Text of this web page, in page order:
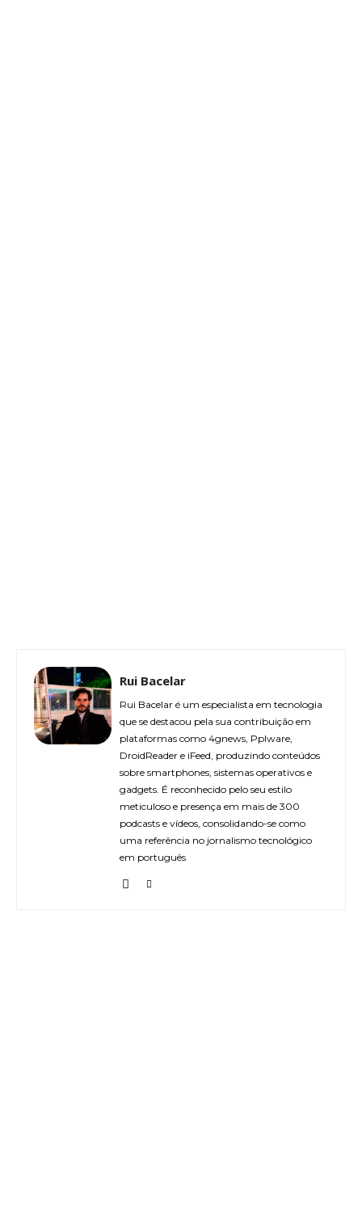
Rui Bacelar
Rui Bacelar é um especialista em tecnologia
que se destacou pela sua contribuição em
plataformas como 4gnews, Pplware,
DroidReader e iFeed, produzindo conteúdos
sobre smartphones, sistemas operativos e
gadgets. É reconhecido pelo seu estilo
meticuloso e presença em mais de 300
podcasts e vídeos, consolidando-se como
uma referência no jornalismo tecnológico
em português